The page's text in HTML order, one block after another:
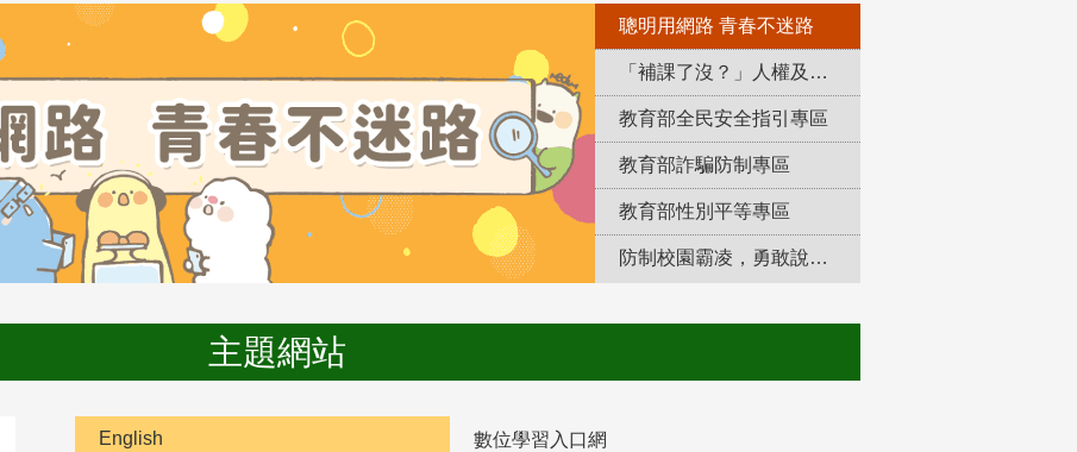
聰明用網路 青春不迷路
「補課了沒？」人權及轉型正義教育專區
教育部全民安全指引專區
教育部詐騙防制專區
教育部性別平等專區
防制校園霸凌，勇敢說出來！
主題網站
English 數位學習入口網